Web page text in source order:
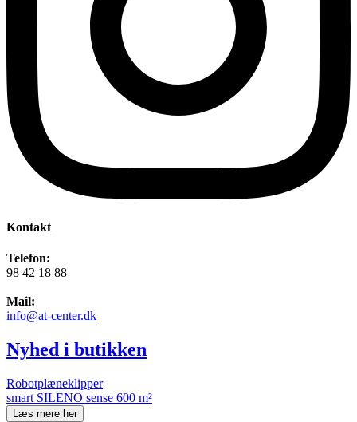
Kontakt
Telefon:
98 42 18 88
Mail:
info@at-center.dk
Nyhed i butikken
Robotplæneklipper
smart SILENO sense 600 m²
Læs mere her